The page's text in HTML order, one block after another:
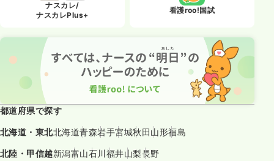
ナスカレ/
ナスカレPlus+
看護roo!国試
都道府県で探す
北海道・東北北海道青森岩手宮城秋田山形福島
北陸・甲信越新潟富山石川福井山梨長野